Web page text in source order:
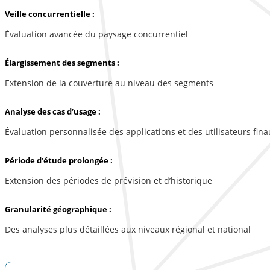
Veille concurrentielle :
Évaluation avancée du paysage concurrentiel
Élargissement des segments :
Extension de la couverture au niveau des segments
Analyse des cas d’usage :
Évaluation personnalisée des applications et des utilisateurs
Période d’étude prolongée :
Extension des périodes de prévision et d’historique
Granularité géographique :
Des analyses plus détaillées aux niveaux régional et national